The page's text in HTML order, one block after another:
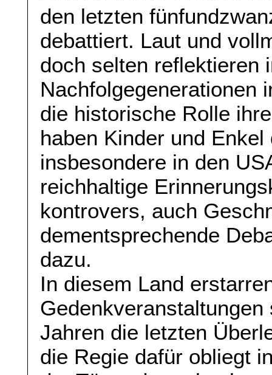
den letzten
debattiert. Laut und
doch selten reflektieren
Nachfolgegenerationen
die historische Rolle
haben Kinder und
insbesondere in den
reichhaltige
kontrovers, auch
dementsprechende
dazu.
In diesem Land
Jahren die letzten
die Regie dafür obliegt